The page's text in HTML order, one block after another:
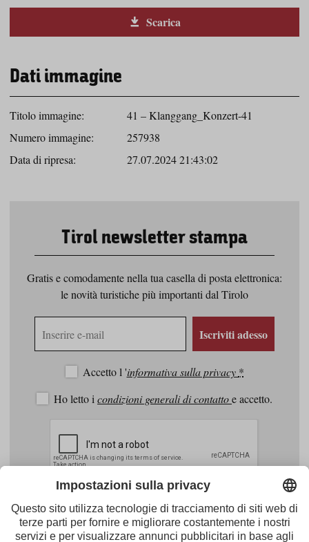
Scarica
Dati immagine
Titolo immagine:
41 – Klanggang_Konzert-41
Numero immagine:
257938
Data di ripresa:
27.07.2024 21:43:02
Tirol newsletter stampa
Gratis e comodamente nella tua casella di posta elettronica:
le novità turistiche più importanti dal Tirolo
Iscriviti adesso
Accetto l 'informativa sulla privacy *
Ho letto i condizioni generali di contattoe accetto.